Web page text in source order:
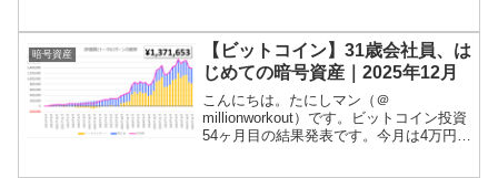
家計簿などの記録をつけていますが、ビ
ットコインの...
暗号資産
【ビットコイン】31歳会社員、は
じめての暗号資産｜2025年12月
こんにちは。たにしマン（＠
millionworkout）です。ビットコイン投資
54ヶ月目の結果発表です。今月は4万円ほ